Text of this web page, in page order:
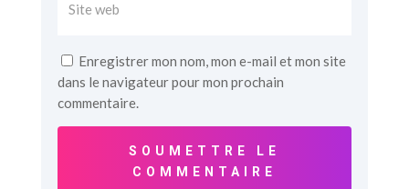
Enregistrer mon nom, mon e-mail et mon site
dans le navigateur pour mon prochain
commentaire.
SOUMETTRE LE
COMMENTAIRE